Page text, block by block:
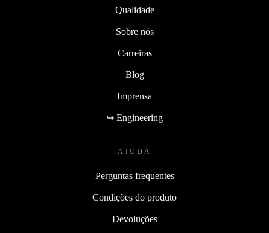
Qualidade
Sobre nós
Carreiras
Blog
Imprensa
↪ Engineering
AJUDA
Perguntas frequentes
Condições do produto
Devoluções